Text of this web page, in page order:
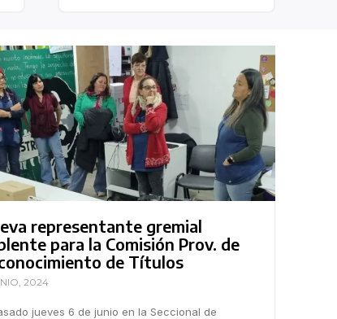
representante gremial
para la Comisión Prov. de
de Títulos
2024
jueves 6 de junio en la Seccional de